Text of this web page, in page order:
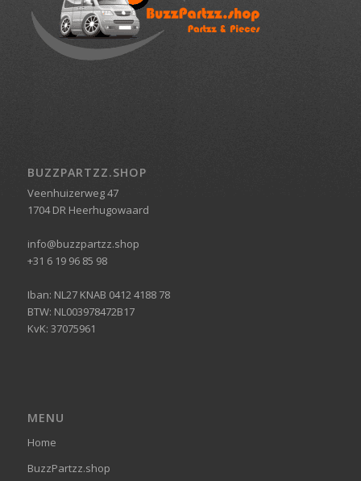
BUZZPARTZZ.SHOP
Veenhuizerweg 47
1704 DR Heerhugowaard
info@buzzpartzz.shop
+31 6 19 96 85 98
Iban: NL27 KNAB 0412 4188 78
BTW: NL003978472B17
KvK: 37075961
MENU
Home
BuzzPartzz.shop